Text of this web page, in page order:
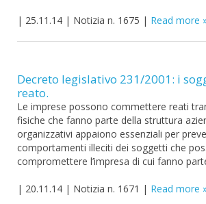
| 25.11.14 | Notizia n. 1675 | Read more
Decreto legislativo 231/2001: i
reato.
Le imprese possono commettere reati
fisiche che fanno parte della struttura
organizzativi appaiono essenziali per
comportamenti illeciti dei soggetti che
compromettere l’impresa di cui fanno
| 20.11.14 | Notizia n. 1671 | Read more